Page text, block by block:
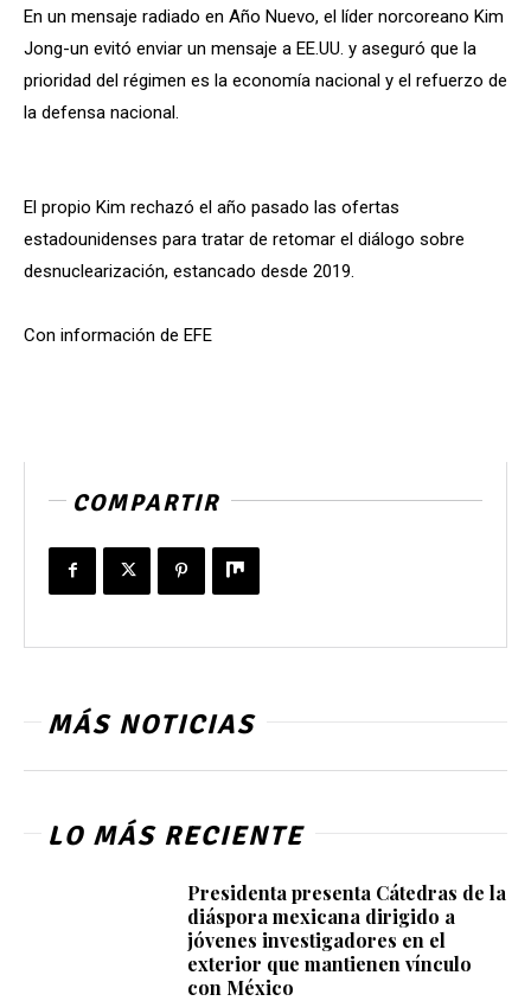
En un mensaje radiado en Año Nuevo, el líder norcoreano Kim
Jong-un evitó enviar un mensaje a EE.UU. y aseguró que la
prioridad del régimen es la economía nacional y el refuerzo de
la defensa nacional.
El propio Kim rechazó el año pasado las ofertas
estadounidenses para tratar de retomar el diálogo sobre
desnuclearización, estancado desde 2019.
Con información de EFE
COMPARTIR
MÁS NOTICIAS
LO MÁS RECIENTE
Presidenta presenta Cátedras de la
diáspora mexicana dirigido a
jóvenes investigadores en el
exterior que mantienen vínculo
con México